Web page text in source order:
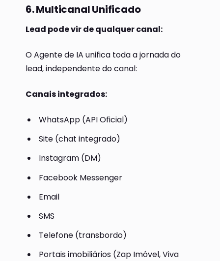
6. Multicanal Unificado
Lead pode vir de qualquer canal:
O Agente de IA unifica toda a jornada do
lead, independente do canal:
Canais integrados:
WhatsApp (API Oficial)
Site (chat integrado)
Instagram (DM)
Facebook Messenger
Email
SMS
Telefone (transbordo)
Portais imobiliários (Zap Imóvel, Viva